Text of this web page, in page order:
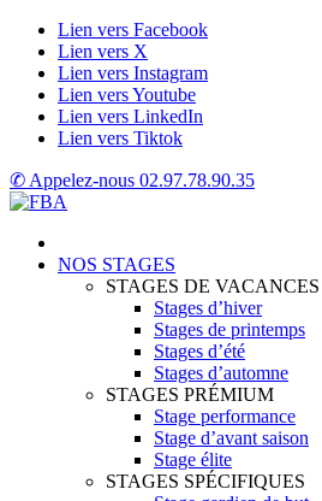
Lien vers Facebook
Lien vers X
Lien vers Instagram
Lien vers Youtube
Lien vers LinkedIn
Lien vers Tiktok
✆ Appelez-nous 02.97.78.90.35
NOS STAGES
STAGES DE
Stages d’hiver
Stages de printemps
Stages d’été
Stages d’automne
STAGES PRÉMIUM
Stage performance
Stage d’avant saison
Stage élite
STAGES SPÉCIFIQUES